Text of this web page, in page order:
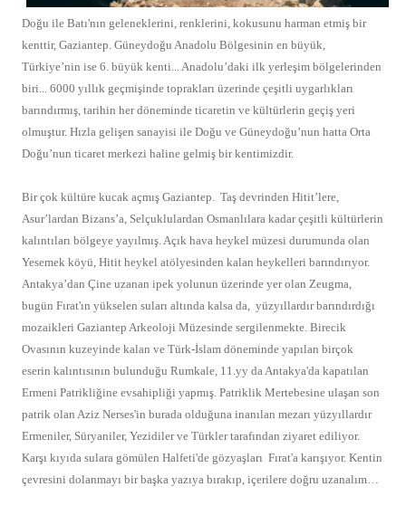
Doğu ile Batı'nın geleneklerini, renklerini, kokusunu harman etmiş bir
kenttir, Gaziantep. Güneydoğu Anadolu Bölgesinin en büyük,
Türkiye’nin ise 6. büyük kenti... Anadolu’daki ilk yerleşim bölgelerinden
biri... 6000 yıllık geçmişinde toprakları üzerinde çeşitli uygarlıkları
barındırmış, tarihin her döneminde ticaretin ve kültürlerin geçiş yeri
olmuştur. Hızla gelişen sanayisi ile Doğu ve Güneydoğu’nun hatta Orta
Doğu’nun ticaret merkezi haline gelmiş bir kentimizdir.
Bir çok kültüre kucak açmış Gaziantep. Taş devrinden Hitit’lere,
Asur’lardan Bizans’a, Selçuklulardan Osmanlılara kadar çeşitli kültürlerin
kalıntıları bölgeye yayılmış. Açık hava heykel müzesi durumunda olan
Yesemek köyü, Hitit heykel atölyesinden kalan heykelleri barındırıyor.
Antakya’dan Çine uzanan ipek yolunun üzerinde yer olan Zeugma,
bugün Fırat'ın yükselen suları altında kalsa da, yüzyıllardır barındırdığı
mozaikleri Gaziantep Arkeoloji Müzesinde sergilenmekte. Birecik
Ovasının kuzeyinde kalan ve Türk-İslam döneminde yapılan birçok
eserin kalıntısının bulunduğu Rumkale, 11.yy da Antakya'da kapatılan
Ermeni Patrikliğine evsahipliği yapmış. Patriklik Mertebesine ulaşan son
patrik olan Aziz Nerses'in burada olduğuna inanılan mezarı yüzyıllardır
Ermeniler, Süryaniler, Yezidiler ve Türkler tarafından ziyaret ediliyor.
Karşı kıyıda sulara gömülen Halfeti'de gözyaşları Fırat'a karışıyor. Kentin
çevresini dolanmayı bir başka yazıya bırakıp, içerilere doğru uzanalım…